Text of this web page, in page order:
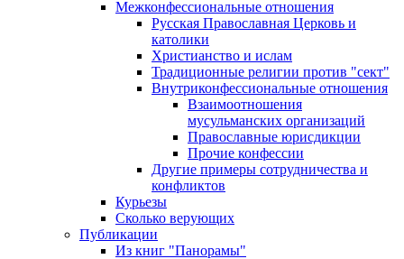
Межконфессиональные отношения
Русская Православная Церковь и
католики
Христианство и ислам
Традиционные религии против "сект"
Внутриконфессиональные отношения
Взаимоотношения
мусульманских организаций
Православные юрисдикции
Прочие конфессии
Другие примеры сотрудничества и
конфликтов
Курьезы
Сколько верующих
Публикации
Из книг "Панорамы"